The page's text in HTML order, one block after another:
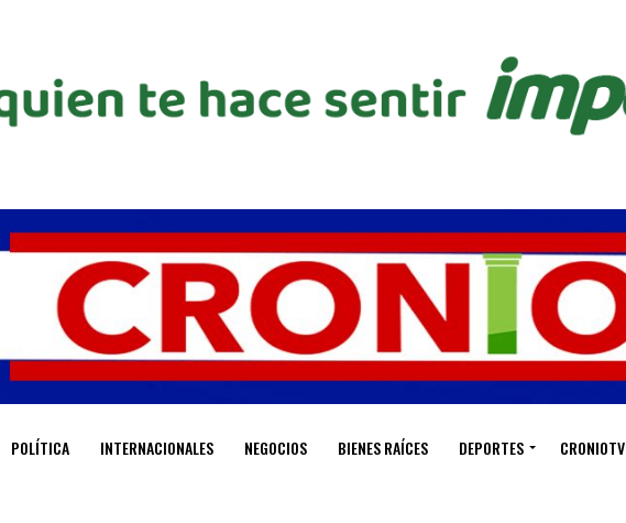
POLÍTICA INTERNACIONALES NEGOCIOS BIENES RAÍCES DEPORTES CRONIOTV